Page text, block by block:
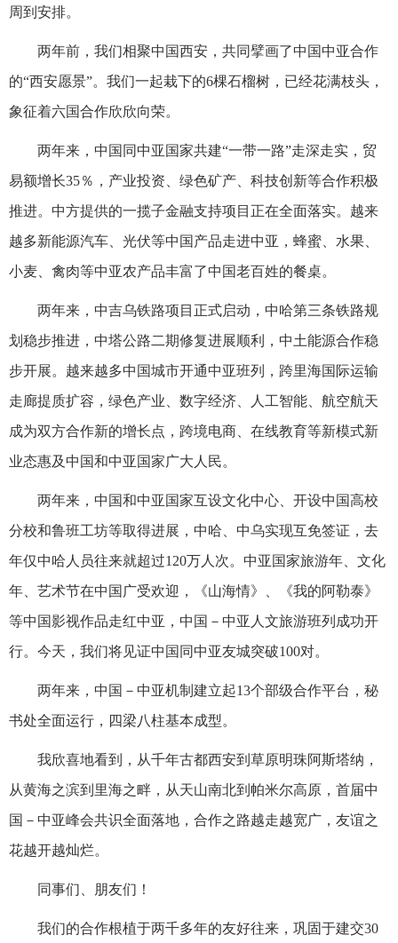
周到安排。
两年前，我们相聚中国西安，共同擘画了中国中亚合作
的“西安愿景”。我们一起栽下的6棵石榴树，已经花满枝头，
象征着六国合作欣欣向荣。
两年来，中国同中亚国家共建“一带一路”走深走实，贸
易额增长35％，产业投资、绿色矿产、科技创新等合作积极
推进。中方提供的一揽子金融支持项目正在全面落实。越来
越多新能源汽车、光伏等中国产品走进中亚，蜂蜜、水果、
小麦、禽肉等中亚农产品丰富了中国老百姓的餐桌。
两年来，中吉乌铁路项目正式启动，中哈第三条铁路规
划稳步推进，中塔公路二期修复进展顺利，中土能源合作稳
步开展。越来越多中国城市开通中亚班列，跨里海国际运输
走廊提质扩容，绿色产业、数字经济、人工智能、航空航天
成为双方合作新的增长点，跨境电商、在线教育等新模式新
业态惠及中国和中亚国家广大人民。
两年来，中国和中亚国家互设文化中心、开设中国高校
分校和鲁班工坊等取得进展，中哈、中乌实现互免签证，去
年仅中哈人员往来就超过120万人次。中亚国家旅游年、文化
年、艺术节在中国广受欢迎，《山海情》、《我的阿勒泰》
等中国影视作品走红中亚，中国－中亚人文旅游班列成功开
行。今天，我们将见证中国同中亚友城突破100对。
两年来，中国－中亚机制建立起13个部级合作平台，秘
书处全面运行，四梁八柱基本成型。
我欣喜地看到，从千年古都西安到草原明珠阿斯塔纳，
从黄海之滨到里海之畔，从天山南北到帕米尔高原，首届中
国－中亚峰会共识全面落地，合作之路越走越宽广，友谊之
花越开越灿烂。
同事们、朋友们！
我们的合作根植于两千多年的友好往来，巩固于建交30